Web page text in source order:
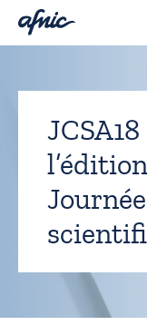
Panneau de gestion